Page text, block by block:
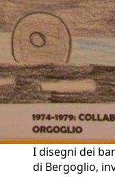
I disegni dei
di Bergoglio,